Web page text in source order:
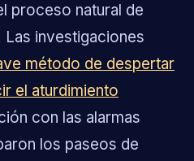
proceso natural de
investigaciones
método de despertar
el aturdimiento
con las alarmas
los paseos de